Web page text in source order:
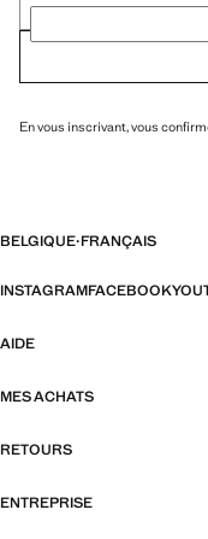
En vous inscrivant, vous
BELGIQUE·FRANÇAIS
INSTAGRAMFACEBOOK
AIDE
MES ACHATS
RETOURS
ENTREPRISE